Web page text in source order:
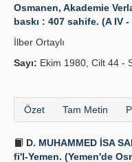
Osmanen, Akademie
baskı : 407 sahife. (A IV -
İlber Ortaylı
Sayı: Ekim 1980, Cilt 44 -
Özet Tam Metin
D. MUHAMMED İSA
fi'l-Yemen. (Yemen'de